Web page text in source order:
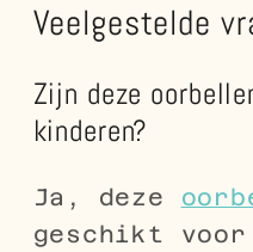
Veelgestelde
Zijn deze
kinderen?
Ja, deze
geschikt